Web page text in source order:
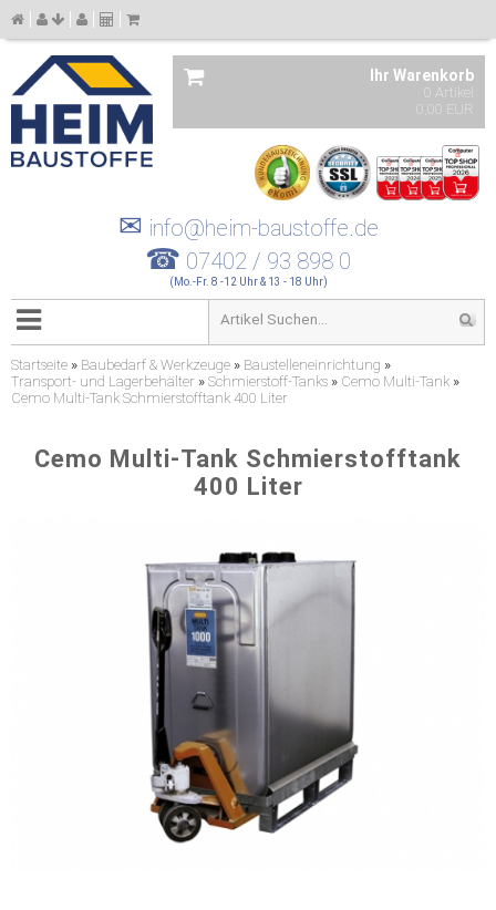
Ihr Warenkorb
0 Artikel
0,00 EUR
✉ info@heim-baustoffe.de
☎ 07402 / 93 898 0
(Mo.-Fr. 8 -12 Uhr & 13 - 18 Uhr)
Startseite » Baubedarf & Werkzeuge » Baustelleneinrichtung »
Transport- und Lagerbehälter » Schmierstoff-Tanks » Cemo Multi-Tank »
Cemo Multi-Tank Schmierstofftank 400 Liter
Cemo Multi-Tank Schmierstofftank
400 Liter